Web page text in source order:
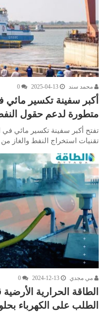
محمد سند 2025-04-13
0
أكبر سفينة تكسير مائي
متطورة لدعم حقول
تفتح أكبر سفينة تكسير مائي في
تقنيات استخراج النفط والغاز
مي مجدي 2024-12-13
0
الطلب على الكهرباء بحلول